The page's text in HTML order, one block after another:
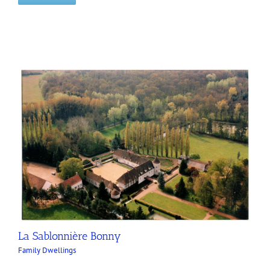
La Sablonnière Bonny
Family Dwellings